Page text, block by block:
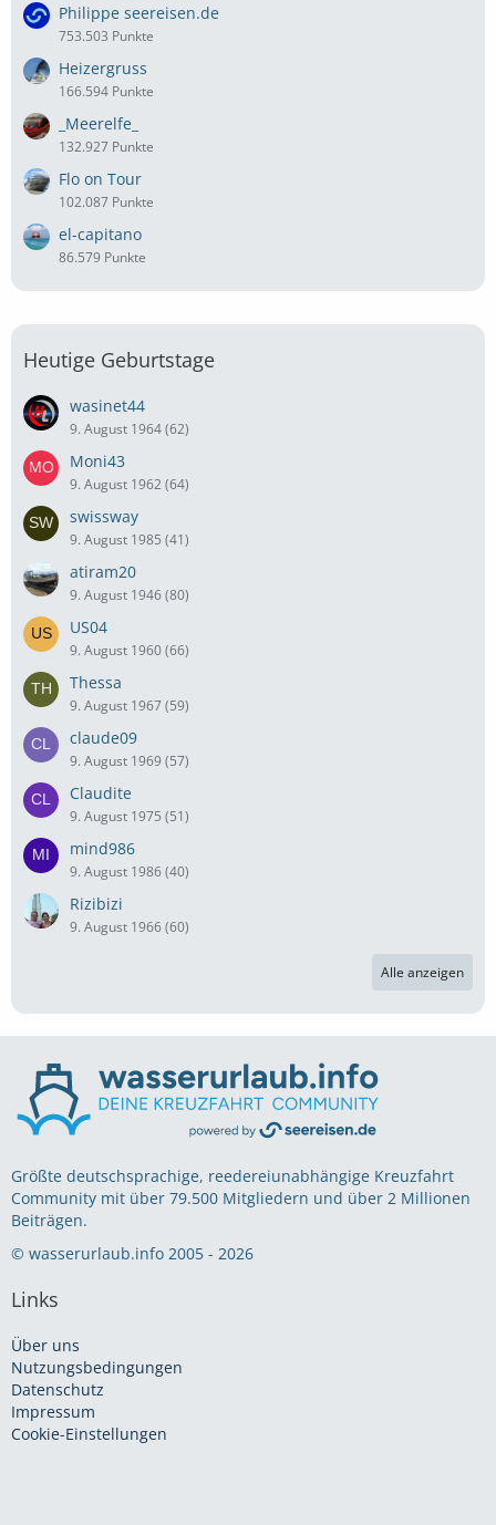
Philippe seereisen.de
753.503 Punkte
Heizergruss
166.594 Punkte
_Meerelfe_
132.927 Punkte
Flo on Tour
102.087 Punkte
el-capitano
86.579 Punkte
Heutige Geburtstage
wasinet44
9. August 1964 (62)
Moni43
9. August 1962 (64)
swissway
9. August 1985 (41)
atiram20
9. August 1946 (80)
US04
9. August 1960 (66)
Thessa
9. August 1967 (59)
claude09
9. August 1969 (57)
Claudite
9. August 1975 (51)
mind986
9. August 1986 (40)
Rizibizi
9. August 1966 (60)
Alle anzeigen
Größte deutschsprachige, reedereiunabhängige Kreuzfahrt
Community mit über 79.500 Mitgliedern und über 2 Millionen
Beiträgen.
© wasserurlaub.info 2005 - 2026
Links
Über uns
Nutzungsbedingungen
Datenschutz
Impressum
Cookie-Einstellungen